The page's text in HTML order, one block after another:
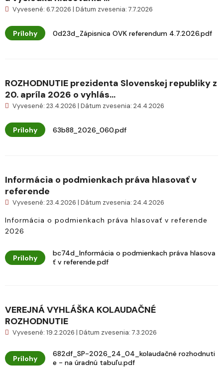
Vyvesené: 6.7.2026 | Dátum zvesenia: 7.7.2026
Prílohy 0d23d_Zápisnica OVK referendum 4.7.2026.pdf
ROZHODNUTIE prezidenta Slovenskej republiky z
20. apríla 2026 o vyhlás...
Vyvesené: 23.4.2026 | Dátum zvesenia: 24.4.2026
Prílohy 63b88_2026_060.pdf
Informácia o podmienkach práva hlasovať v
referende
Vyvesené: 23.4.2026 | Dátum zvesenia: 24.4.2026
Informácia o podmienkach práva hlasovať v referende
2026
Prílohy
bc74d_Informácia o podmienkach práva hlasova
ť v referende.pdf
VEREJNÁ VYHLÁŠKA KOLAUDAČNÉ
ROZHODNUTIE
Vyvesené: 19.2.2026 | Dátum zvesenia: 7.3.2026
Prílohy
682df_SP-2026_24_04_kolaudačné rozhodnuti
e - na úradnú tabuľu.pdf